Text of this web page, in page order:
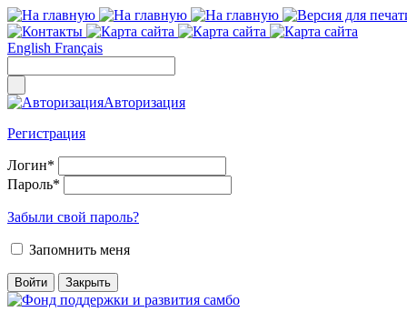
English Français
Авторизация
Регистрация
Логин*
Пароль*
Забыли свой пароль?
Запомнить меня